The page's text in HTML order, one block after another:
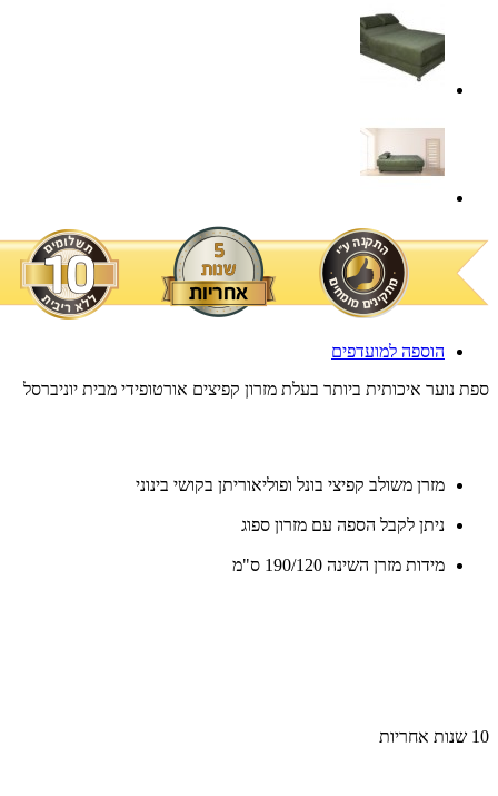
הוספה למועדפים
איכותית ביותר בעלת מזרון קפיצים אורטופידי מבית יוניברסל
מזרן משולב קפיצי בונל ופוליאוריתן בקושי בינוני
ניתן לקבל הספה עם מזרון ספוג
מידות מזרן השינה 190/120 ס"מ